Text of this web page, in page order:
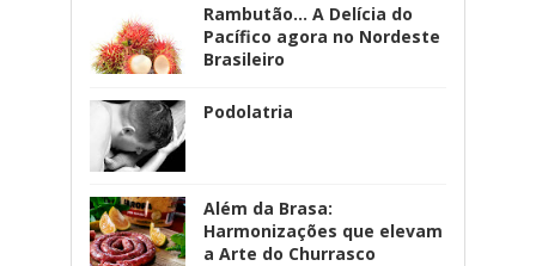
Rambutão... A Delícia do
Pacífico agora no Nordeste
Brasileiro
Podolatria
Além da Brasa:
Harmonizações que elevam
a Arte do Churrasco